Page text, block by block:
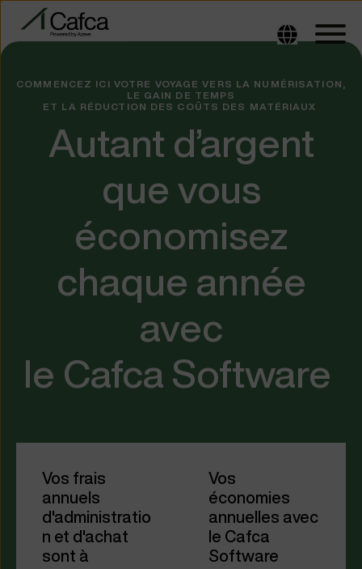
COMMENCEZ ICI VOTRE VOYAGE VERS LA NUMÉRISATION,
LE GAIN DE TEMPS
ET LA RÉDUCTION DES COÛTS DES MATÉRIAUX
Autant d’argent
que vous
économisez
chaque année
avec
le Cafca Software
Vos frais
annuels
d'administratio
n et d'achat
sont à
Vos
économies
annuelles avec
le Cafca
Software